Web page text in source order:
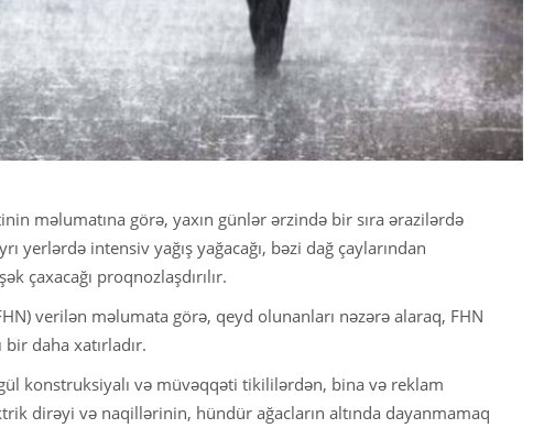
məlumatına görə, yaxın günlər ərzində bir sıra ərazilərdə
yerlərdə intensiv yağış yağacağı, bəzi dağ çaylarından
çaxacağı proqnozlaşdırılır.
verilən məlumata görə, qeyd olunanları nəzərə alaraq, FHN
daha xatırladır.
konstruksiyalı və müvəqqəti tikililərdən, bina və reklam
dirəyi və naqillərinin, hündür ağacların altında dayanmamaq